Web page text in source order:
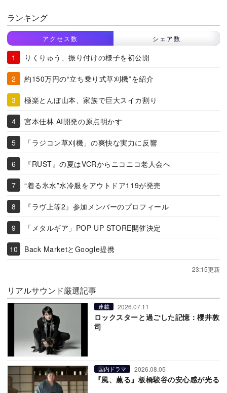
ランキング
アクセス数 シェア数
りくりゅう、振り付けの様子を初公開
約150万円の“立ち乗り式草刈機”を紹介
極楽とんぼ山本、家族で巨大スイカ割り
宮本佳林 AI開発の原点明かす
「ラジコン草刈機」の爽快な実力に反響
『RUST』の夏はVCRからニコニコ老人会へ
“着る氷水”水冷服をアウトドア119が発売
『ラヴ上等2』参加メンバーのプロフィール
「メタルギア」POP UP STORE開催決定
Back MarketとGoogle提携
23:15更新
リアルサウンド厳選記事
連載 2026.07.11
ロックスターと過ごした記憶：櫻井敦
司
国内ドラマ 2026.08.05
『風、薫る』板橋駿谷の安心感が光る